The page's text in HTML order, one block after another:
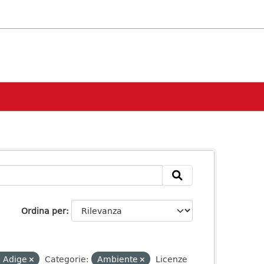
Ordina per
Adige Categorie: Ambiente Licenze